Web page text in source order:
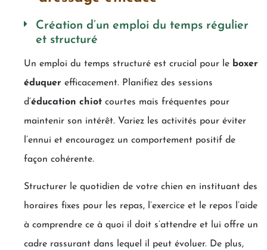
Création d’un emploi du temps régulier
et structuré
Un emploi du temps structuré est crucial pour le boxer
éduquer efficacement. Planifiez des sessions
d’éducation chiot courtes mais fréquentes pour
maintenir son intérêt. Variez les activités pour éviter
l’ennui et encouragez un comportement positif de
façon cohérente.
Structurer le quotidien de votre chien en instituant des
horaires fixes pour les repas, l’exercice et le repos l’aide
à comprendre ce à quoi il doit s’attendre et lui offre un
cadre rassurant dans lequel il peut évoluer. De plus,